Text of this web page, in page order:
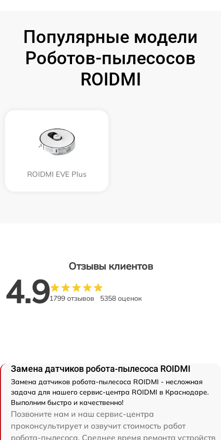
Популярные модели
Роботов-пылесосов
ROIDMI
ROIDMI EVE Plus
Отзывы клиентов
4.91799 отзывов 5358 оценок
Замена датчиков робота-пылесоса ROIDMI
Замена датчиков робота-пылесоса ROIDMI - несложная
задача для нашего сервис-центра ROIDMI в Краснодаре.
Выполним быстро и качественно!
Позвоните нам и наш сервис-центра
проконсультирует и озвучит стоимость работ
робота-пылесоса. Среднее время ремонта устройств